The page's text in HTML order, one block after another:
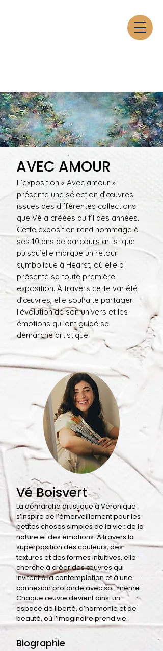
AVEC AMOUR
L’exposition « Avec amour »
présente une sélection d’œuvres
issues des différentes collections
que Vé a créées au fil des années.
Cette exposition rend hommage à
ses 10 ans de parcours artistique
puisqu’elle marque un retour
symbolique à Hearst, où elle a
présenté sa toute première
exposition. À travers cette variété
d’œuvres, elle souhaite partager
l’évolution de son univers et les
émotions qui ont guidé sa
démarche artistique.
Vé Boisvert
La démarche artistique à Véronique
s’inspire de l’émerveillement pour les
petites choses simples de la vie : de la
nature et des émotions. À travers la
superposition des couleurs, des
textures et des formes intuitives, elle
cherche à créer des œuvres qui
invitent à la contemplation et à une
connexion profonde avec soi-même.
Chaque œuvre devient ainsi un
espace de liberté, d’harmonie et de
beauté, où l’imaginaire prend vie.
Biographie